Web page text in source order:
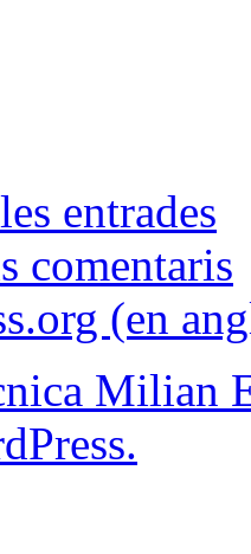
entrades
comentaris
(en
Milian